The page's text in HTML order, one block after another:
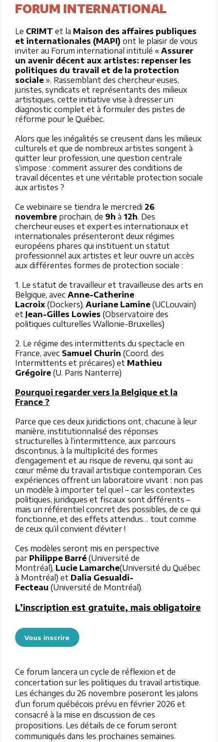
FORUM INTERNATIONAL
Le CRIMT et la Maison des affaires publiques
et internationales (MAPI) ont le plaisir de vous
inviter au Forum international intitulé « Assurer
un avenir décent aux artistes: repenser les
politiques du travail et de la protection
sociale ». Rassemblant des chercheur·euses,
juristes, syndicats et représentants des milieux
artistiques, cette initiative vise à dresser un
diagnostic complet et à formuler des pistes de
réforme pour le Québec.
Alors que les inégalités se creusent dans les milieux
culturels et que de nombreux artistes songent à
quitter leur profession, une question centrale
s’impose : comment assurer des conditions de
travail décentes et une véritable protection sociale
aux artistes ?
Ce webinaire se tiendra le mercredi 26
novembre prochain, de 9h à 12h. Des
chercheur·euses et expert·es internationaux et
internationales présenteront deux régimes
européens phares qui instituent un statut
professionnel aux artistes et leur ouvre un accès
aux différentes formes de protection sociale :
1. Le statut de travailleur et travailleuse des arts en
Belgique, avec Anne-Catherine
Lacroix (Dockers), Auriane Lamine (UCLouvain)
et Jean-Gilles Lowies (Observatoire des
politiques culturelles Wallonie-Bruxelles)
2. Le régime des intermittents du spectacle en
France, avec Samuel Churin (Coord. des
Intermittents et précaires) et Mathieu
Grégoire (U. Paris Nanterre)
Pourquoi regarder vers la Belgique et la
France ?
Parce que ces deux juridictions ont, chacune à leur
manière, institutionnalisé des réponses
structurelles à l’intermittence, aux parcours
discontinus, à la multiplicité des formes
d’engagement et au risque de revenu, qui sont au
cœur même du travail artistique contemporain. Ces
expériences offrent un laboratoire vivant : non pas
un modèle à importer tel quel – car les contextes
politiques, juridiques et fiscaux sont différents –
mais un référentiel concret des possibles, de ce qui
fonctionne, et des effets attendus… tout comme
de ceux qu’il convient d’éviter !
Ces modèles seront mis en perspective
par Philippe Barré (Université de
Montréal), Lucie Lamarche(Université du Québec
à Montréal) et Dalia Gesualdi-
Fecteau (Université de Montréal).
L’inscription est gratuite, mais obligatoire
Vous inscrire
Ce forum lancera un cycle de réflexion et de
concertation sur les politiques du travail artistique.
Les échanges du 26 novembre poseront les jalons
d’un forum québécois prévu en février 2026 et
consacré à la mise en discussion de ces
propositions. Les détails de ce forum seront
communiqués dans les prochaines semaines.